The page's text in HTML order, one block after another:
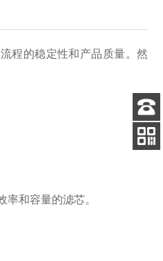
程的稳定性和产品质量。然
和容量的滤芯。
客服
电话